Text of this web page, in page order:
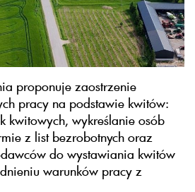
proponuje zaostrzenie
pracy na podstawie kwitów:
kwitowych, wykreślanie osób
z list bezrobotnych oraz
do wystawiania kwitów
warunków pracy z